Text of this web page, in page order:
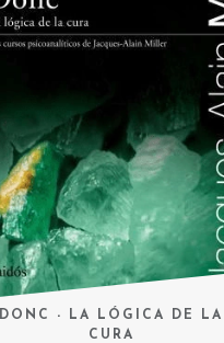
DONC - LA LÓGICA DE LA
CURA